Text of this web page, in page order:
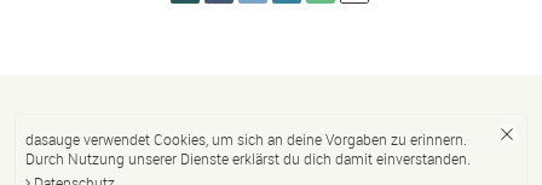
dasauge verwendet Cookies, um sich an deine Vorgaben zu erinnern.
Durch Nutzung unserer Dienste erklärst du dich damit einverstanden.